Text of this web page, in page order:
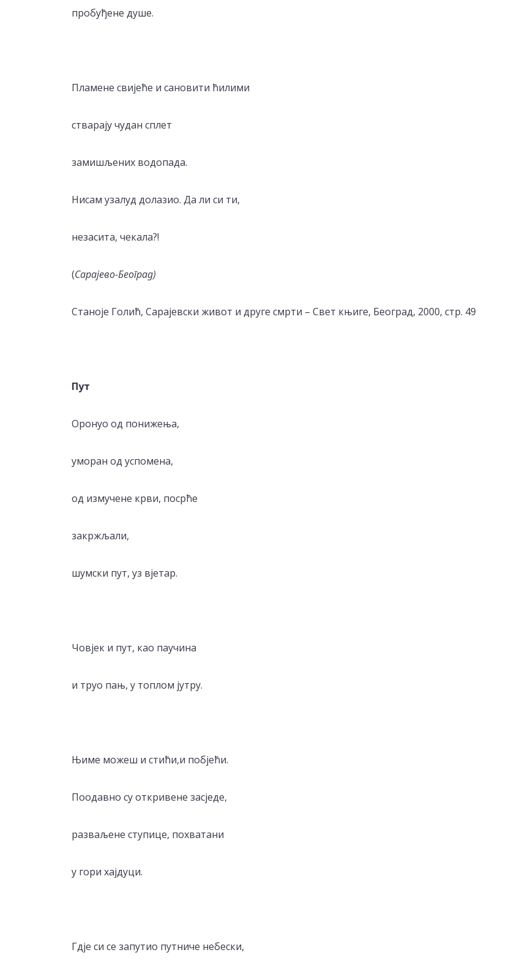
пробуђене душе.
Пламене свијеће и сановити ћилими
стварају чудан сплет
замишљених водопада.
Нисам узалуд долазио. Да ли си ти,
незасита, чекала?!
(Сарајево-Београд)
Станоје Голић, Сарајевски живот и друге смрти – Свет књиге, Београд, 2000, стр. 49
Пут
Оронуо од понижења,
уморан од успомена,
од измучене крви, посрће
закржљали,
шумски пут, уз вјетар.
Човјек и пут, као паучина
и труо пањ, у топлом јутру.
Њиме можеш и стићи,и побјећи.
Поодавно су откривене засједе,
разваљене ступице, похватани
у гори хајдуци.
Гдје си се запутио путниче небески,